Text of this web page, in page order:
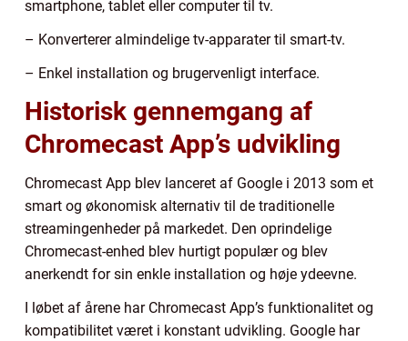
smartphone, tablet eller computer til tv.
– Konverterer almindelige tv-apparater til smart-tv.
– Enkel installation og brugervenligt interface.
Historisk gennemgang af
Chromecast App’s udvikling
Chromecast App blev lanceret af Google i 2013 som et
smart og økonomisk alternativ til de traditionelle
streamingenheder på markedet. Den oprindelige
Chromecast-enhed blev hurtigt populær og blev
anerkendt for sin enkle installation og høje ydeevne.
I løbet af årene har Chromecast App’s funktionalitet og
kompatibilitet været i konstant udvikling. Google har